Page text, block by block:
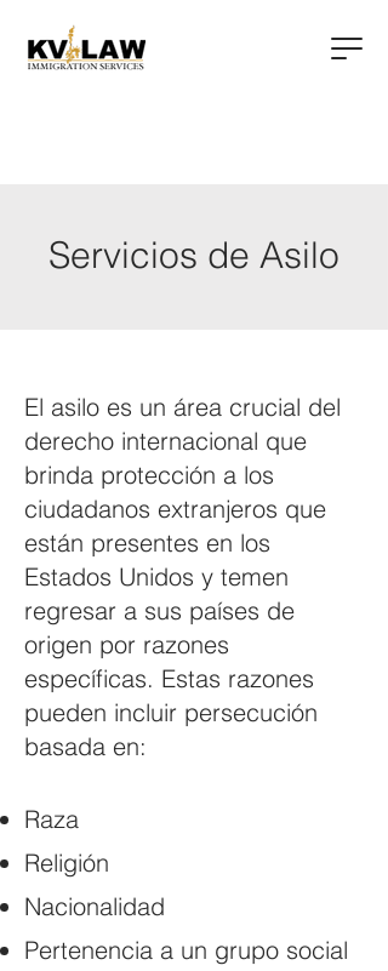
Servicios de Asilo
El asilo es un área crucial del
derecho internacional que
brinda protección a los
ciudadanos extranjeros que
están presentes en los
Estados Unidos y temen
regresar a sus países de
origen por razones
específicas. Estas razones
pueden incluir persecución
basada en:
Raza
Religión
Nacionalidad
Pertenencia a un grupo social